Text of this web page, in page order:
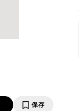
保存